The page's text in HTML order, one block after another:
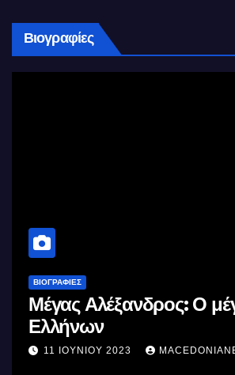
Βιογραφίες
ΒΙΟΓΡΑΦΊΕΣ
Μέγας Αλέξανδρος: Ο
Ελλήνων
11 ΙΟΥΝΊΟΥ 2023